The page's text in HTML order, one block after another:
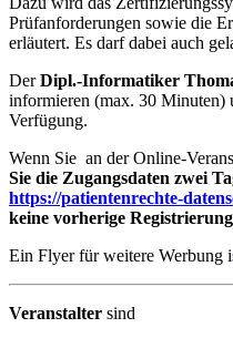
Prüfanforderungen sowie die
erläutert. Es darf dabei auch
DerDipl.-Informatiker
informieren (max. 30 Minuten)
Verfügung.
Wenn Sie an der Online-
Sie die Zugangsdaten zwei
https://patientenrechte-
keine vorherige
Ein Flyer für weitere Werbung
Veranstalter sind